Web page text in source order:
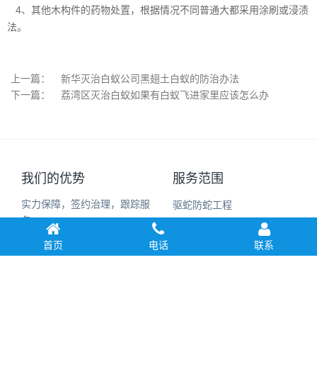
4、其他木构件的药物处置，根据情况不同普通大都采用涂刷或浸渍
法。
上一篇：
新华灭治白蚁公司黑翅土白蚁的防治办法
下一篇：
荔湾区灭治白蚁如果有白蚁飞进家里应该怎么办
我们的优势
实力保障，签约治理，跟踪服
务
多年行业经验 专业防治工程队
伍
服务范围
驱蛇防蛇工程
首页 电话 联系